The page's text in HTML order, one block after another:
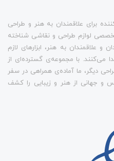
برای علاقمندان به هنر و طراحی
لوازم طراحی و نقاشی شناخته
علاقمندان به هنر، ابزارهای لازم
می‌کنند. با مجموعه‌ی گسترده‌ای از
دیگر، ما آماده‌ی همراهی در سفر
و جهانی از هنر و زیبایی را کشف